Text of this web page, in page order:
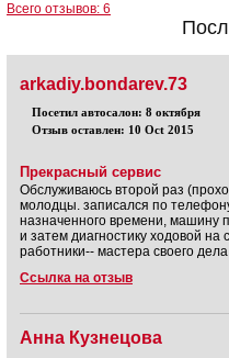
Всего отзывов: 6
arkadiy.bondarev.73
Посетил автосалон: 8 октября
Отзыв оставлен: 10 Oct 2015
Прекрасный сервис
Обслуживаюсь второй раз
молодцы. записался по
назначенного времени, машину
и затем диагностику ходовой
работники-- мастера своего
Ссылка на отзыв
Анна Кузнецова